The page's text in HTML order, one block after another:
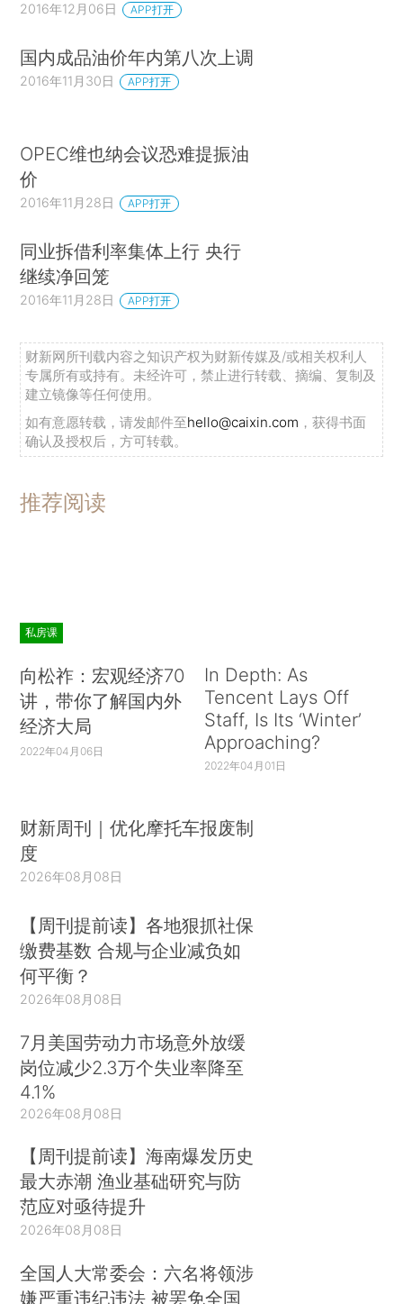
2016年12月06日 APP打开
国内成品油价年内第八次上调
2016年11月30日 APP打开
OPEC维也纳会议恐难提振油
价
2016年11月28日 APP打开
同业拆借利率集体上行 央行
继续净回笼
2016年11月28日 APP打开
财新网所刊载内容之知识产权为财新传媒及/或相关权利人
专属所有或持有。未经许可，禁止进行转载、摘编、复制及
建立镜像等任何使用。
如有意愿转载，请发邮件至hello@caixin.com ，获得书面
确认及授权后，方可转载。
推荐阅读
私房课
向松祚：宏观经济70
讲，带你了解国内外
经济大局
2022年04月06日
In Depth: As
Tencent Lays Off
Staff, Is Its ‘Winter’
Approaching?
2022年04月01日
财新周刊｜优化摩托车报废制
度
2026年08月08日
【周刊提前读】各地狠抓社保
缴费基数 合规与企业减负如
何平衡？
2026年08月08日
7月美国劳动力市场意外放缓
岗位减少2.3万个失业率降至
4.1%
2026年08月08日
【周刊提前读】海南爆发历史
最大赤潮 渔业基础研究与防
范应对亟待提升
2026年08月08日
全国人大常委会：六名将领涉
嫌严重违纪违法 被罢免全国